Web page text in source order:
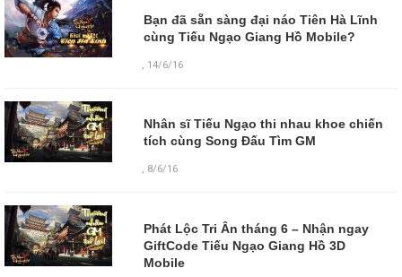
Bạn đã sẵn sàng đại náo Tiên Hà Lĩnh
cùng Tiếu Ngạo Giang Hồ Mobile?
, 14/6/16
Nhân sĩ Tiếu Ngạo thi nhau khoe chiến
tích cùng Song Đấu Tìm GM
, 8/6/16
Phát Lộc Tri Ân tháng 6 – Nhận ngay
GiftCode Tiếu Ngạo Giang Hồ 3D
Mobile